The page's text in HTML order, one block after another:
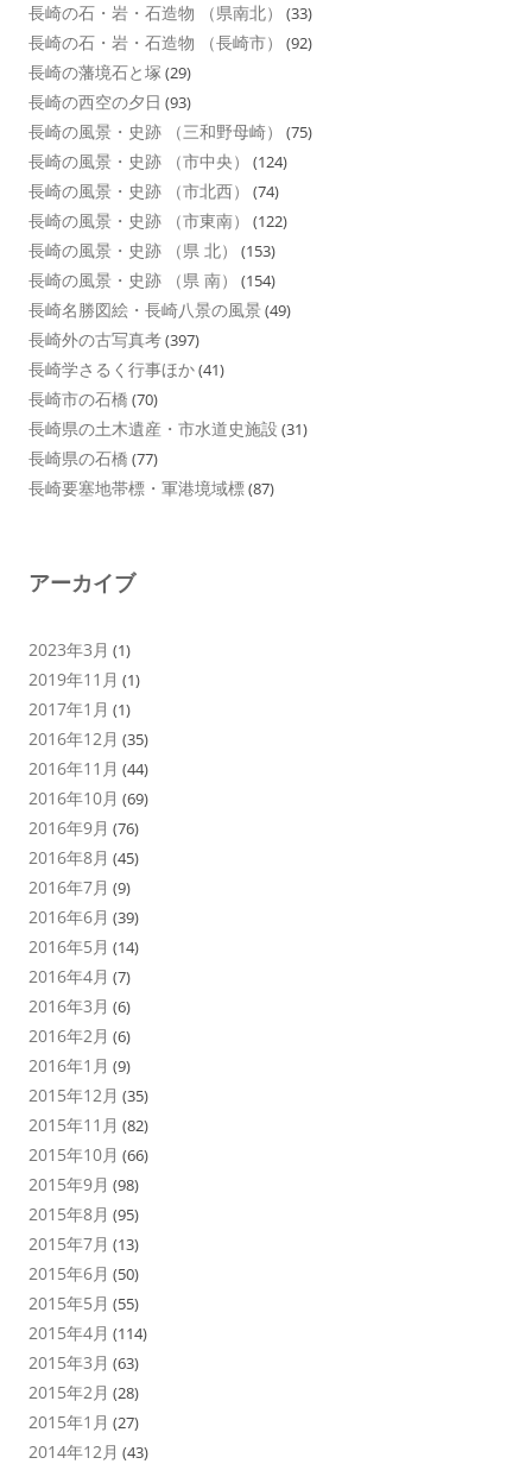
長崎の石・岩・石造物 （県南北） (33)
長崎の石・岩・石造物 （長崎市） (92)
長崎の藩境石と塚 (29)
長崎の西空の夕日 (93)
長崎の風景・史跡 （三和野母崎） (75)
長崎の風景・史跡 （市中央） (124)
長崎の風景・史跡 （市北西） (74)
長崎の風景・史跡 （市東南） (122)
長崎の風景・史跡 （県 北） (153)
長崎の風景・史跡 （県 南） (154)
長崎名勝図絵・長崎八景の風景 (49)
長崎外の古写真考(397)
長崎学さるく行事ほか(41)
長崎市の石橋 (70)
長崎県の土木遺産・市水道史施設 (31)
長崎県の石橋 (77)
長崎要塞地帯標・軍港境域標(87)
アーカイブ
2023年3月 (1)
2019年11月 (1)
2017年1月 (1)
2016年12月 (35)
2016年11月 (44)
2016年10月 (69)
2016年9月 (76)
2016年8月 (45)
2016年7月 (9)
2016年6月 (39)
2016年5月 (14)
2016年4月 (7)
2016年3月 (6)
2016年2月 (6)
2016年1月 (9)
2015年12月 (35)
2015年11月 (82)
2015年10月 (66)
2015年9月 (98)
2015年8月 (95)
2015年7月 (13)
2015年6月 (50)
2015年5月 (55)
2015年4月 (114)
2015年3月 (63)
2015年2月 (28)
2015年1月 (27)
2014年12月 (43)